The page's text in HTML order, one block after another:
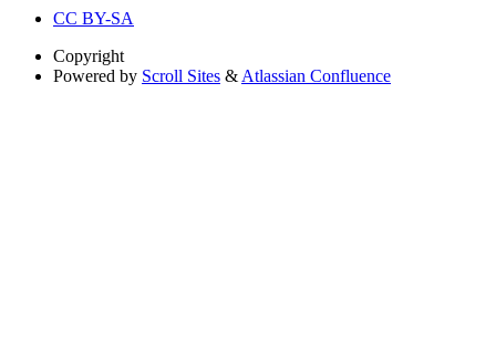
CC BY-SA
Copyright
Powered by Scroll Sites & Atlassian Confluence